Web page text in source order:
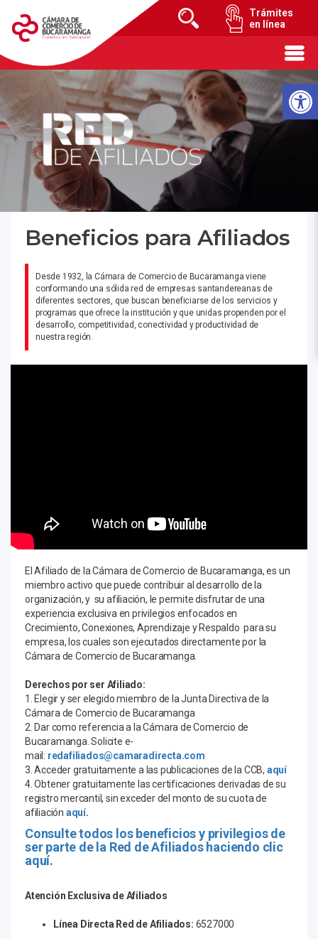
Trámites
en línea
Beneficios para Afiliados
Desde 1932, la Cámara de Comercio de Bucaramanga viene
conformando una sólida red de empresas santandereanas de
diferentes sectores, que buscan beneficiarse de los servicios y
programas que ofrece la institución y que unidas propenden por el
desarrollo, competitividad, conectividad y productividad de
nuestra región.
El Afiliado de la Cámara de Comercio de Bucaramanga, es un
miembro activo que puede contribuir al desarrollo de la
organización, y su afiliación, le permite disfrutar de una
experiencia exclusiva en privilegios enfocados en
Crecimiento, Conexiones, Aprendizaje y Respaldo para su
empresa, los cuales son ejecutados directamente por la
Cámara de Comercio de Bucaramanga.
Derechos por ser Afiliado:
1. Elegir y ser elegido miembro de la Junta Directiva de la
Cámara de Comercio de Bucaramanga
2. Dar como referencia a la Cámara de Comercio de
Bucaramanga. Solicite e-
mail: redafiliados@camaradirecta.com
3. Acceder gratuitamente a las publicaciones de la CCB, aquí
4. Obtener gratuitamente las certificaciones derivadas de su
registro mercantil, sin exceder del monto de su cuota de
afiliación aquí.
Consulte todos los beneficios y privilegios de
ser parte de la Red de Afiliados haciendo clic
aquí.
Atención Exclusiva de Afiliados
Línea Directa Red de Afiliados: 6527000